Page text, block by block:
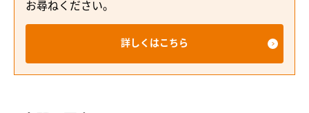
お尋ねください。
詳しくはこちら